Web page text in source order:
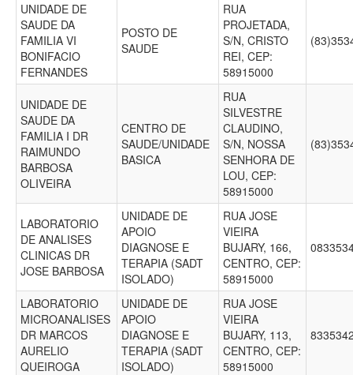
UNIDADE DE
SAUDE DA
FAMILIA VI
BONIFACIO
FERNANDES
POSTO DE
SAUDE
RUA
PROJETADA,
S/N, CRISTO
REI, CEP:
58915000
UNIDADE DE
SAUDE DA
FAMILIA I DR
RAIMUNDO
BARBOSA
OLIVEIRA
CENTRO DE
SAUDE/UNIDADE
BASICA
RUA
SILVESTRE
CLAUDINO,
S/N, NOSSA
SENHORA DE
LOU, CEP:
58915000
LABORATORIO
DE ANALISES
CLINICAS DR
JOSE BARBOSA
UNIDADE DE
APOIO
DIAGNOSE E
TERAPIA (SADT
ISOLADO)
RUA JOSE
VIEIRA
BUJARY, 166,
CENTRO, CEP:
58915000
LABORATORIO
MICROANALISES
DR MARCOS
AURELIO
QUEIROGA
UNIDADE DE
APOIO
DIAGNOSE E
TERAPIA (SADT
ISOLADO)
RUA JOSE
VIEIRA
BUJARY, 113,
CENTRO, CEP:
58915000